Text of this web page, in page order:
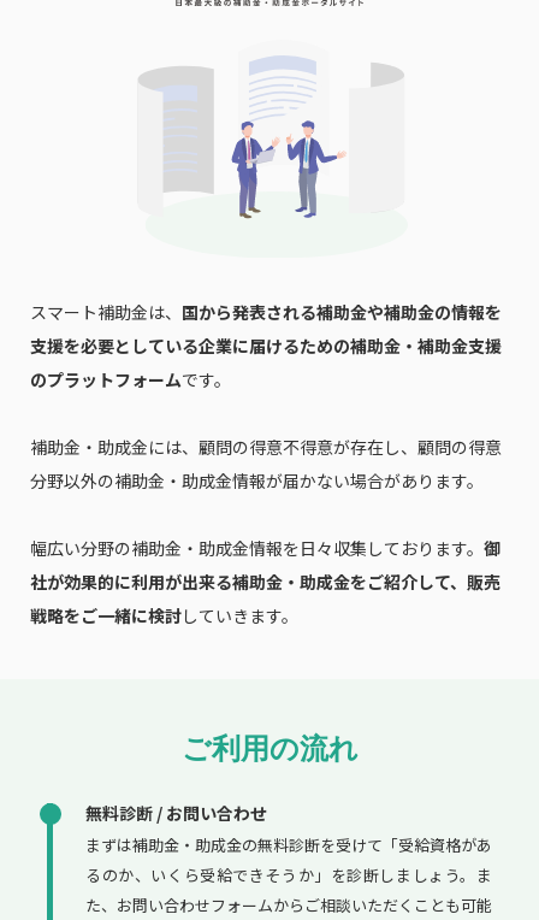
スマート補助金は、 国から発表される補助金や補助金の情報を
支援を必要としている企業に届けるための補助金・補助金支援
のプラットフォームです。
補助金・助成金には、顧問の得意不得意が存在し、顧問の得意
分野以外の補助金・助成金情報が届かない場合があります。
幅広い分野の補助金・助成金情報を日々収集しております。 御
社が効果的に利用が出来る補助金・助成金をご紹介して、販売
戦略をご一緒に検討していきます。
ご利用の流れ
無料診断 / お問い合わせ
まずは補助金・助成金の無料診断を受けて「受給資格があ
るのか、いくら受給できそうか」を診断しましょう。ま
た、お問い合わせフォームからご相談いただくことも可能